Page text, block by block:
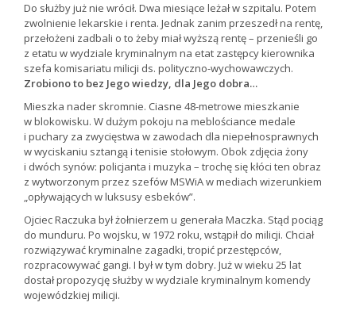
Do służby już nie wrócił. Dwa miesiące leżał w szpitalu. Potem
zwolnienie lekarskie i renta. Jednak zanim przeszedł na rentę,
przełożeni zadbali o to żeby miał wyższą rentę – przenieśli go
z etatu w wydziale kryminalnym na etat zastępcy kierownika
szefa komisariatu milicji ds. polityczno-wychowawczych.
Zrobiono to bez Jego wiedzy, dla Jego dobra…
Mieszka nader skromnie. Ciasne 48-metrowe mieszkanie
w blokowisku. W dużym pokoju na meblościance medale
i puchary za zwycięstwa w zawodach dla niepełnosprawnych
w wyciskaniu sztangą i tenisie stołowym. Obok zdjęcia żony
i dwóch synów: policjanta i muzyka – trochę się kłóci ten obraz
z wytworzonym przez szefów MSWiA w mediach wizerunkiem
„opływających w luksusy esbeków”.
Ojciec Raczuka był żołnierzem u generała Maczka. Stąd pociąg
do munduru. Po wojsku, w 1972 roku, wstąpił do milicji. Chciał
rozwiązywać kryminalne zagadki, tropić przestępców,
rozpracowywać gangi. I był w tym dobry. Już w wieku 25 lat
dostał propozycję służby w wydziale kryminalnym komendy
wojewódzkiej milicji.